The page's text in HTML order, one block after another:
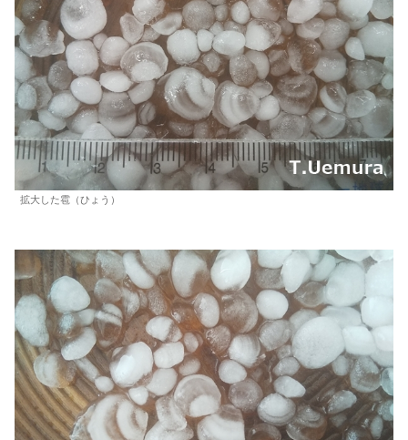
拡大した雹（ひょう）